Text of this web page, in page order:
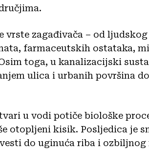
vrste zagađivača – od
farmaceutskih ostataka,
toga, u kanalizacijski
ulica i urbanih površina
u vodi potiče biološke
otopljeni kisik. Posljedica je
do uginuća riba i ozbiljnog